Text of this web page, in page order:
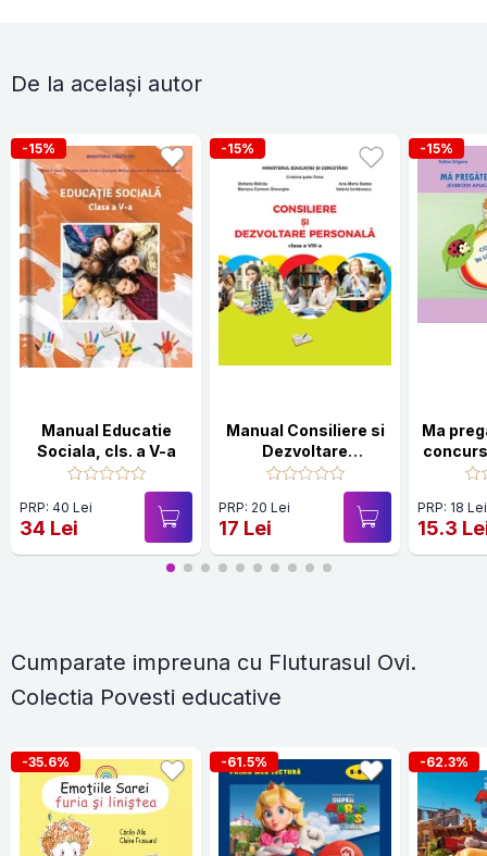
De la același autor
-15%
Manual Educatie
Sociala, cls. a V-a
PRP: 40 Lei
34 Lei
-15%
Manual Consiliere si
Dezvoltare
Personala - cls. A
PRP: 20 Lei
17 Lei
-15%
Ma
in
PRP: 18 Lei
15.3
Cumparate impreuna cu Fluturasul Ovi.
Colectia Povesti educative
-35.6% -61.5% -62.3%